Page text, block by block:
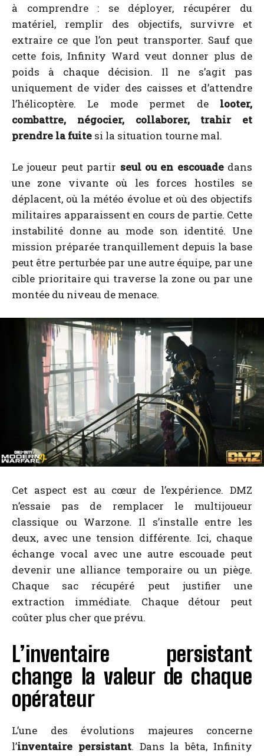
à comprendre : se déployer, récupérer du
matériel, remplir des objectifs, survivre et
extraire ce que l’on peut transporter. Sauf que
cette fois, Infinity Ward veut donner plus de
poids à chaque décision. Il ne s’agit pas
uniquement de vider des caisses et d’attendre
l’hélicoptère. Le mode permet de looter,
combattre, négocier, collaborer, trahir et
prendre la fuite si la situation tourne mal.
Le joueur peut partir seul ou en escouadedans
une zone vivante où les forces hostiles se
déplacent, où la météo évolue et où des objectifs
militaires apparaissent en cours de partie. Cette
instabilité donne au mode son identité. Une
mission préparée tranquillement depuis la base
peut être perturbée par une autre équipe, par une
cible prioritaire qui traverse la zone ou par une
montée du niveau de menace.
Cet aspect est au cœur de l’expérience. DMZ
n’essaie pas de remplacer le multijoueur
classique ou Warzone. Il s’installe entre les
deux, avec une tension différente. Ici, chaque
échange vocal avec une autre escouade peut
devenir une alliance temporaire ou un piège.
Chaque sac récupéré peut justifier une
extraction immédiate. Chaque détour peut
coûter plus cher que prévu.
L’inventaire persistant
change la valeur de chaque
opérateur
L’une des évolutions majeures concerne
l’inventaire persistant. Dans la bêta, Infinity